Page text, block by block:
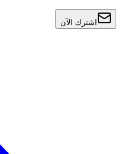
اشترك الآن